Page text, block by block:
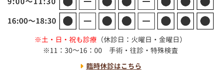
土・日・祝も診療 （休診日：火曜日・金曜日）
11：30～16：00 手術・往診・特殊検査
臨時休診はこちら